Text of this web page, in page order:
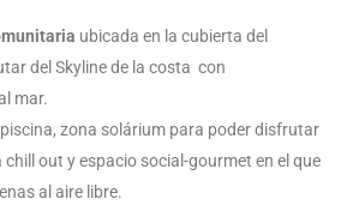
ubicada en la cubierta del
del Skyline de la costa con
mar.
zona solárium para poder disfrutar
chill out y espacio social-gourmet en el que
al aire libre.